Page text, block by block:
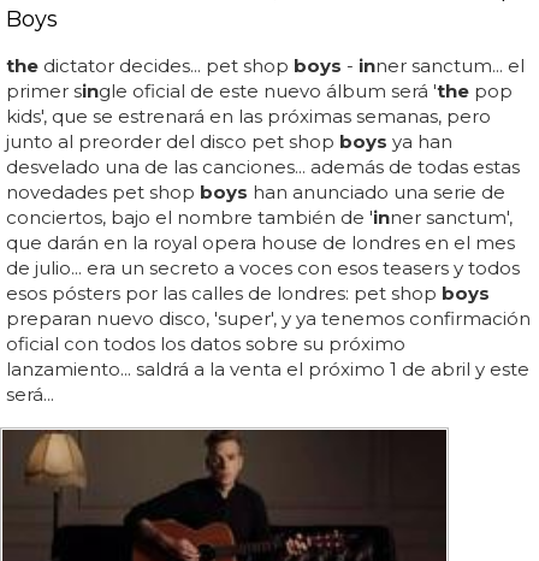
Boys
the dictator decides... pet shop boys - inner sanctum... el
primer single oficial de este nuevo álbum será 'the pop
kids', que se estrenará en las próximas semanas, pero
junto al preorder del disco pet shop boys ya han
desvelado una de las canciones... además de todas estas
novedades pet shop boys han anunciado una serie de
conciertos, bajo el nombre también de 'inner sanctum',
que darán en la royal opera house de londres en el mes
de julio... era un secreto a voces con esos teasers y todos
esos pósters por las calles de londres: pet shop boys
preparan nuevo disco, 'super', y ya tenemos confirmación
oficial con todos los datos sobre su próximo
lanzamiento... saldrá a la venta el próximo 1 de abril y este
será...